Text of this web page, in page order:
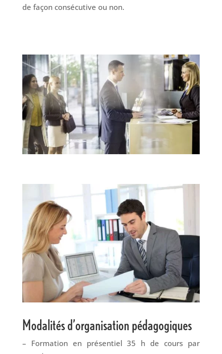
de façon consécutive ou non.
Modalités d’organisation pédagogiques
– Formation en présentiel 35 h de cours par